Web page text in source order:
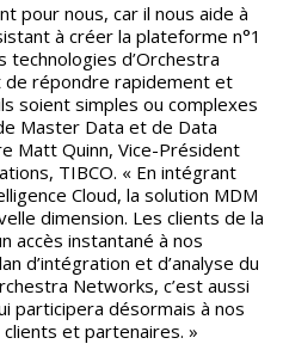
pour nous, car il nous aide à
à créer la plateforme n°1
technologies d’Orchestra
répondre rapidement et
soient simples ou complexes
Master Data et de Data
Matt Quinn, Vice-Président
TIBCO. « En intégrant
Cloud, la solution MDM
dimension. Les clients de la
accès instantané à nos
d’intégration et d’analyse du
Networks, c’est aussi
participera désormais à nos
et partenaires. »